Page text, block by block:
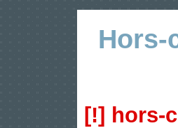
Hors-
[!] hors-